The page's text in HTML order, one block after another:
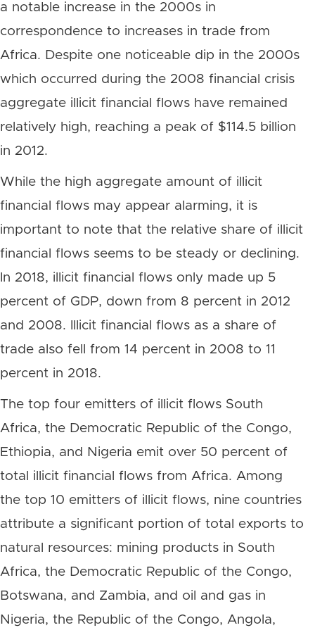
a notable increase in the 2000s in
correspondence to increases in trade from
Africa. Despite one noticeable dip in the 2000s
which occurred during the 2008 financial crisis
aggregate illicit financial flows have remained
relatively high, reaching a peak of $114.5 billion
in 2012.
While the high aggregate amount of illicit
financial flows may appear alarming, it is
important to note that the relative share of illicit
financial flows seems to be steady or declining.
In 2018, illicit financial flows only made up 5
percent of GDP, down from 8 percent in 2012
and 2008. Illicit financial flows as a share of
trade also fell from 14 percent in 2008 to 11
percent in 2018.
The top four emitters of illicit flows South
Africa, the Democratic Republic of the Congo,
Ethiopia, and Nigeria emit over 50 percent of
total illicit financial flows from Africa. Among
the top 10 emitters of illicit flows, nine countries
attribute a significant portion of total exports to
natural resources: mining products in South
Africa, the Democratic Republic of the Congo,
Botswana, and Zambia, and oil and gas in
Nigeria, the Republic of the Congo, Angola,